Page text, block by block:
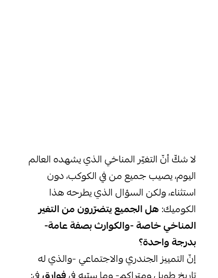
لا شكّ أنّ التغيّر المناخيالذي يشهده العالم
اليوم، يصيب جميع من في الكوكب، دون
استثناء، ولكن السؤال الذي يطرحه هذا
الكوميك: هل الجميع يتضرّرون من التغير
المناخي خاصة -والكوارث بصفة عامة-
بدرجة واحدة؟
إنّ التمييزالجندريوالاجتماعي -والذي له